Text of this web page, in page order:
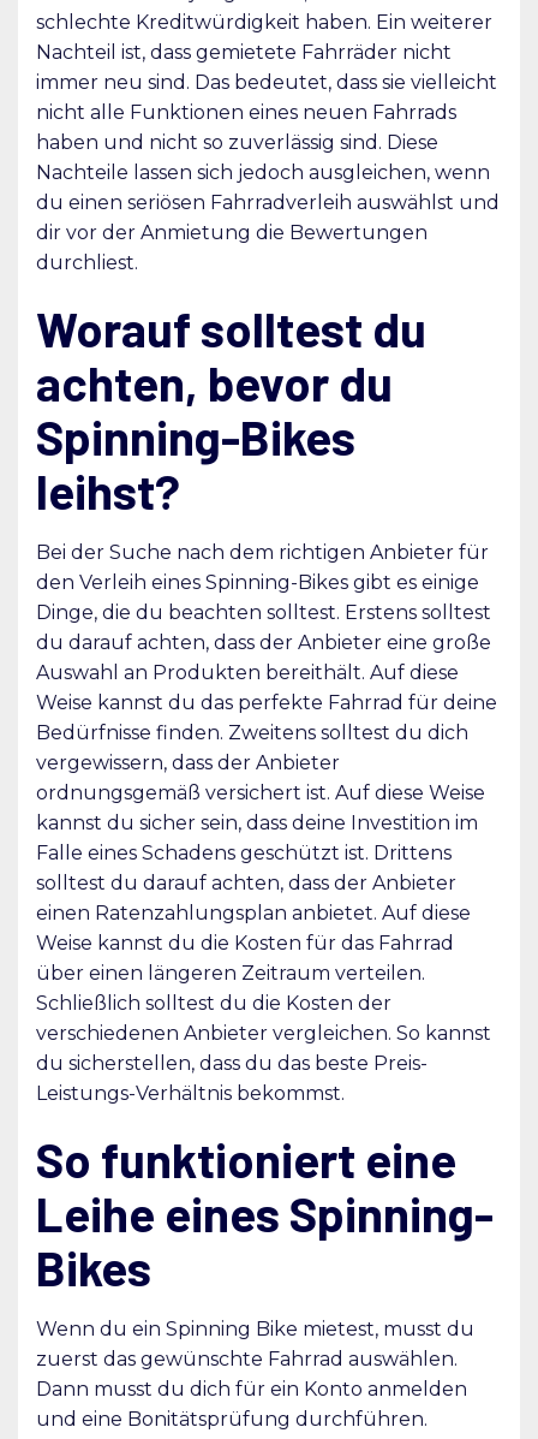
schlechte Kreditwürdigkeit haben. Ein weiterer
Nachteil ist, dass gemietete Fahrräder nicht
immer neu sind. Das bedeutet, dass sie vielleicht
nicht alle Funktionen eines neuen Fahrrads
haben und nicht so zuverlässig sind. Diese
Nachteile lassen sich jedoch ausgleichen, wenn
du einen seriösen Fahrradverleih auswählst und
dir vor der Anmietung die Bewertungen
durchliest.
Worauf solltest du
achten, bevor du
Spinning-Bikes
leihst?
Bei der Suche nach dem richtigen Anbieter für
den Verleih eines Spinning-Bikes gibt es einige
Dinge, die du beachten solltest. Erstens solltest
du darauf achten, dass der Anbieter eine große
Auswahl an Produkten bereithält. Auf diese
Weise kannst du das perfekte Fahrrad für deine
Bedürfnisse finden. Zweitens solltest du dich
vergewissern, dass der Anbieter
ordnungsgemäß versichert ist. Auf diese Weise
kannst du sicher sein, dass deine Investition im
Falle eines Schadens geschützt ist. Drittens
solltest du darauf achten, dass der Anbieter
einen Ratenzahlungsplan anbietet. Auf diese
Weise kannst du die Kosten für das Fahrrad
über einen längeren Zeitraum verteilen.
Schließlich solltest du die Kosten der
verschiedenen Anbieter vergleichen. So kannst
du sicherstellen, dass du das beste Preis-
Leistungs-Verhältnis bekommst.
So funktioniert eine
Leihe eines Spinning-
Bikes
Wenn du ein Spinning Bike mietest, musst du
zuerst das gewünschte Fahrrad auswählen.
Dann musst du dich für ein Konto anmelden
und eine Bonitätsprüfung durchführen.